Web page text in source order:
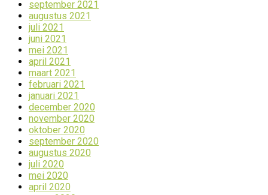
september 2021
augustus 2021
juli 2021
juni 2021
mei 2021
april 2021
maart 2021
februari 2021
januari 2021
december 2020
november 2020
oktober 2020
september 2020
augustus 2020
juli 2020
mei 2020
april 2020